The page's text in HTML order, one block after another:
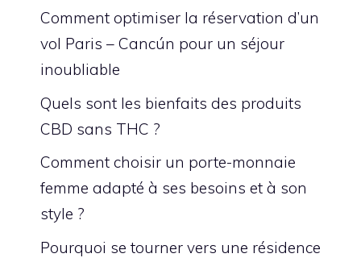
Comment optimiser la réservation d’un
vol Paris – Cancún pour un séjour
inoubliable
Quels sont les bienfaits des produits
CBD sans THC ?
Comment choisir un porte-monnaie
femme adapté à ses besoins et à son
style ?
Pourquoi se tourner vers une résidence